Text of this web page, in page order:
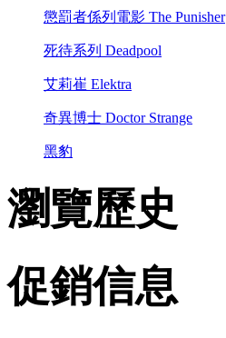
懲罰者係列電影 The Punisher
死待系列 Deadpool
艾莉崔 Elektra
奇異博士 Doctor Strange
黑豹
瀏覽歷史
促銷信息